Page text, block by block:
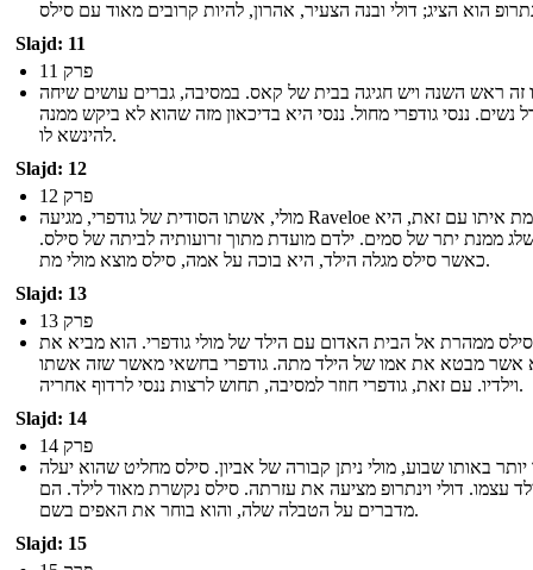
Slajd: 11
פרק 11
זה ראש השנה ויש חגיגה בבית של קאס. במסיבה, גברים עושים שיחה
נשים. ננסי גודפרי מחול. ננסי היא בדיכאון מזה שהוא לא ביקש ממנה
להינשא לו.
Slajd: 12
פרק 12
מולי, אשתו הסודית של גודפרי, מגיעה Raveloe להתעמת איתו עם זאת, היא
ממנת יתר של סמים. ילדם מועדת מתוך זרועותיה לביתה של סילס.
כאשר סילס מגלה הילד, היא בוכה על אמה, סילס מוצא מולי מת.
Slajd: 13
פרק 13
סילס ממהרת אל הבית האדום עם הילד של מולי גודפרי. הוא מביא את
אשר מבטא את אמו של הילד מתה. גודפרי בחשאי מאשר שזה אשתו
וילדיו. עם זאת, גודפרי חוזר למסיבה, תחוש לרצות ננסי לרדוף אחריה.
Slajd: 14
פרק 14
באותו שבוע, מולי ניתן קבורה של אביון. סילס מחליט שהוא יעלה
עצמו. דולי וינתרופ מציעה את עזרתה. סילס נקשרת מאוד לילד. הם
מדברים על הטבלה שלה, והוא בוחר את האפים בשם.
Slajd: 15